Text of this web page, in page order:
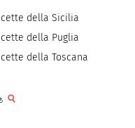
della Sicilia
della Puglia
della Toscana